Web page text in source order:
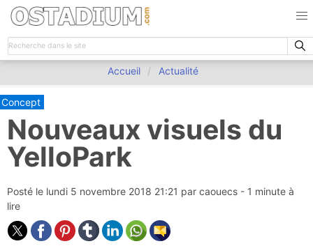
Accueil Actualité
Concept
Nouveaux visuels du
YelloPark
Posté le lundi 5 novembre 2018 21:21 par caouecs - 1 minute à
lire